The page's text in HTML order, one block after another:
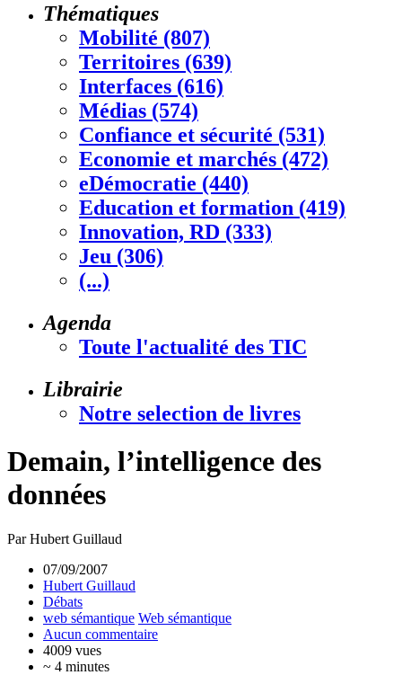
Thématiques
Mobilité (807)
Territoires (639)
Interfaces (616)
Médias (574)
Confiance et sécurité (531)
Economie et marchés (472)
eDémocratie (440)
Education et formation (419)
Innovation, RD (333)
Jeu (306)
(...)
Agenda
Toute l'actualité des TIC
Librairie
Notre selection de livres
Demain, l’intelligence des
données
Par Hubert Guillaud
07/09/2007
Hubert Guillaud
Débats
web sémantique Web sémantique
Aucun commentaire
4009 vues
~ 4 minutes